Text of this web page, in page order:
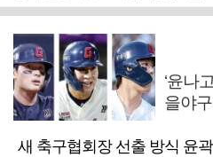
‘윤나
을야
새 축구협회장 선출 방식 윤